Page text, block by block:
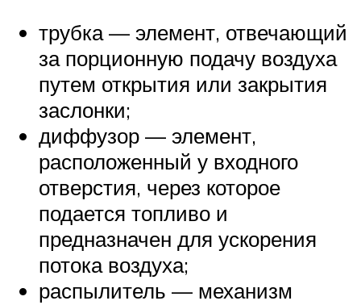
трубка — элемент, отвечающий
за порционную подачу воздуха
путем открытия или закрытия
заслонки;
диффузор — элемент,
расположенный у входного
отверстия, через которое
подается топливо и
предназначен для ускорения
потока воздуха;
распылитель — механизм